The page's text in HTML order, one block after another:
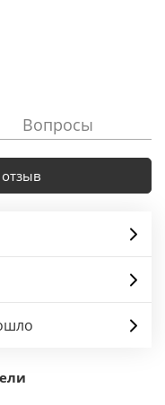
Вопросы